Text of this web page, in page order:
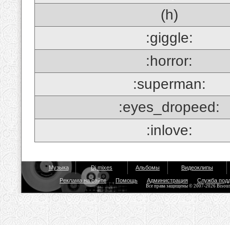
(h)
:giggle:
:horror:
:superman:
:eyes_dropeed:
:inlove:
Музыка Dj mixes Альбомы Видеоклипы
Реклама на сайте Помощь Администрация Служба
Все права защищены © 2007-2026